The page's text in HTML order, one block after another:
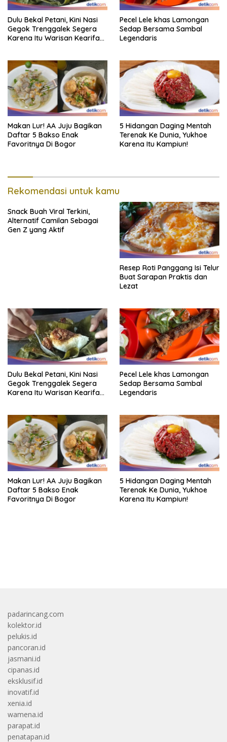
Dulu Bekal Petani, Kini Nasi
Gegok Trenggalek Segera
Karena Itu Warisan Kearifan
Pecel Lele khas Lamongan
Sedap Bersama Sambal
Legendaris
Makan Lur! AA Juju Bagikan
Daftar 5 Bakso Enak
Favoritnya Di Bogor
5 Hidangan Daging Mentah
Terenak Ke Dunia, Yukhoe
Karena Itu Kampiun!
Rekomendasi untuk kamu
Snack Buah Viral Terkini,
Alternatif Camilan Sebagai
Gen Z yang Aktif
Resep Roti Panggang Isi Telur
Buat Sarapan Praktis dan
Lezat
Dulu Bekal Petani, Kini Nasi
Gegok Trenggalek Segera
Karena Itu Warisan Kearifan
Pecel Lele khas Lamongan
Sedap Bersama Sambal
Legendaris
Makan Lur! AA Juju Bagikan
Daftar 5 Bakso Enak
Favoritnya Di Bogor
5 Hidangan Daging Mentah
Terenak Ke Dunia, Yukhoe
Karena Itu Kampiun!
padarincang.com
kolektor.id
pelukis.id
pancoran.id
jasmani.id
cipanas.id
eksklusif.id
inovatif.id
xenia.id
wamena.id
parapat.id
penatapan.id